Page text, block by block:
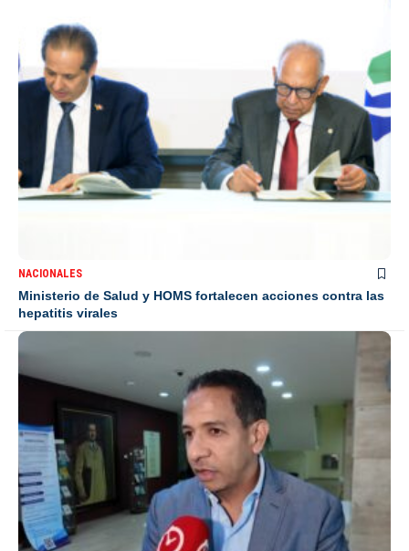
NACIONALES
Ministerio de Salud y HOMS fortalecen acciones contra las
hepatitis virales